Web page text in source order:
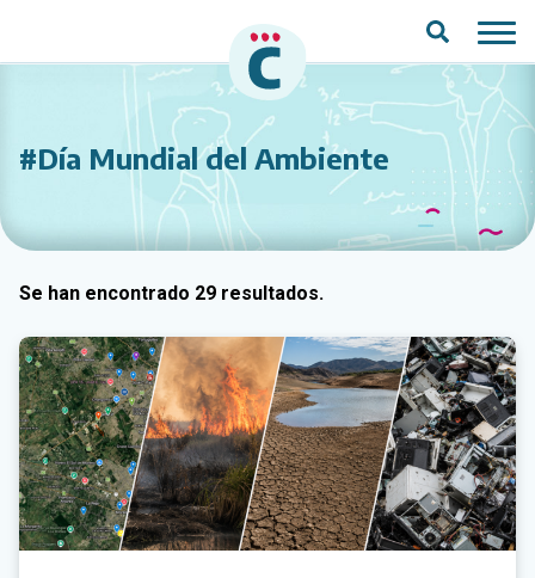
#Día Mundial del Ambiente
Se han encontrado 29 resultados.